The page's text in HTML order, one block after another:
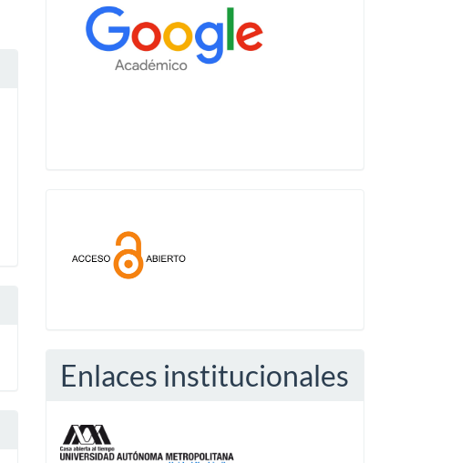
abierto
Enlaces institucionales